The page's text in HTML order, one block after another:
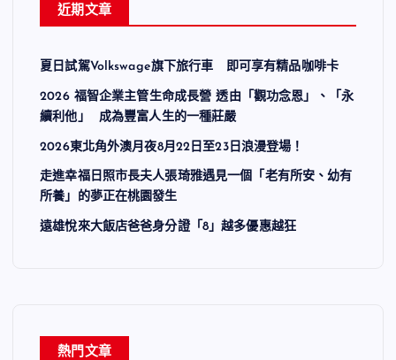
近期文章
夏日試駕Volkswage旗下旅行車 即可享有精品咖啡卡
2026 福智企業主管生命成長營 透由「觀功念恩」、「永
續利他」 成為豐富人生的一種莊嚴
2026東北角外澳月夜8月22日至23日浪漫登場！
走進幸福日照市長夫人張琦雅遇見一個「老有所安、幼有
所養」的夢正在桃園發生
遠雄悅來大飯店爸爸身分證「8」越多優惠越狂
熱門文章